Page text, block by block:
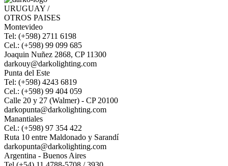
URUGUAY /
OTROS PAISES
Montevideo
Tel: (+598) 2711 6198
Cel.: (+598) 99 099 685
Joaquin Nuñez 2868, CP 11300
darkouy@darkolighting.com
Punta del Este
Tel: (+598) 4243 6819
Cel.: (+598) 99 404 059
Calle 20 y 27 (Walmer) - CP 20100
darkopunta@darkolighting.com
Manantiales
Cel.: (+598) 97 354 422
Ruta 10 entre Maldonado y Sarandí
darkopunta@darkolighting.com
Argentina - Buenos Aires